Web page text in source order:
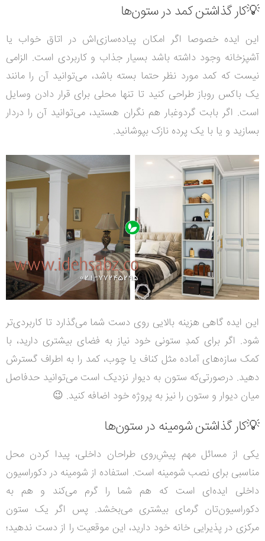
💡کار گذاشتن کمد در ستون‌ها
این ایده خصوصا اگر امکان پیاده‌سازی‌اش در اتاق خواب یا
آشپزخانه وجود داشته باشد بسیار جذاب و کاربردی است. الزامی
نیست که کمد مورد نظر حتما بسته باشد، می‌توانید آن را مانند
یک باکس روباز طراحی کنید تا تنها محلی برای قرار دادن وسایل
است. اگر بابت گرد‌وغبار هم نگران هستید، می‌توانید آن را دردار
بسازید و یا با یک پرده نازک بپوشانید.
این ایده گاهی هزینه بالایی روی دست شما می‌گذارد تا کاربردی‌تر
شود. اگر برای کمدِ ستونی خود نیاز به فضای بیشتری دارید، با
کمک سازه‌های آماده مثل کناف یا چوب، کمد را به اطراف گسترش
دهید. درصورتی‌که ستون به دیوار نزدیک است می‌توانید حدفاصل
میان دیوار و ستون را نیز به پروژه خود اضافه کنید. 😉
💡کار گذاشتن شومینه در ستون‌ها
یکی از مسائل مهم پیشِ‌روی طراحان داخلی، پیدا کردن محل
مناسبی برای نصب شومینه است. استفاده از شومینه در دکوراسیون
داخلی ایده‌ای است که هم شما را گرم می‌کند و هم به
دکوراسیون‌تان گرمای بیشتری می‌بخشد. پس اگر یک ستون
مرکزی در پذیرایی خانه خود دارید، این موقعیت را از دست ندهید؛